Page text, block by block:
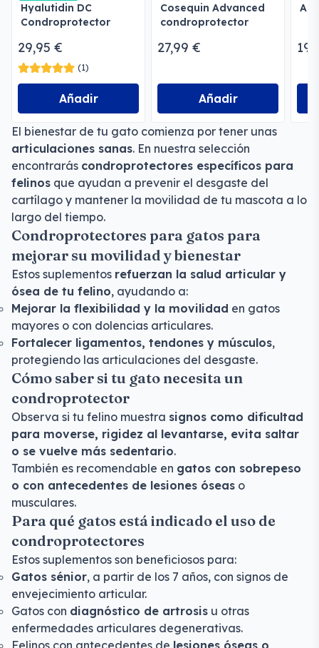
Hyalutidin DC
Condroprotector
Gatos
29,95 €
(1)
Añadir
Cosequin Advanced
condroprotector
27,99 €
Añadir
El bienestar de tu gato comienza por tener unas
articulaciones sanas. En nuestra selección
encontrarás condroprotectores específicos para
felinos que ayudan a prevenir el desgaste del
cartílago y mantener la movilidad de tu mascota a lo
largo del tiempo.
Condroprotectores para gatos para
mejorar su movilidad y bienestar
Estos suplementos refuerzan la salud articular y
ósea de tu felino, ayudando a:
Mejorar la flexibilidad y la movilidad en gatos
mayores o con dolencias articulares.
Fortalecer ligamentos, tendones y músculos,
protegiendo las articulaciones del desgaste.
Cómo saber si tu gato necesita un
condroprotector
Observa si tu felino muestra signos como dificultad
para moverse, rigidez al levantarse, evita saltar
o se vuelve más sedentario.
También es recomendable en gatos con sobrepeso
o con antecedentes de lesiones óseas o
musculares.
Para qué gatos está indicado el uso de
condroprotectores
Estos suplementos son beneficiosos para:
Gatos sénior, a partir de los 7 años, con signos de
envejecimiento articular.
Gatos con diagnóstico de artrosis u otras
enfermedades articulares degenerativas.
Felinos con antecedentes de lesiones óseas o